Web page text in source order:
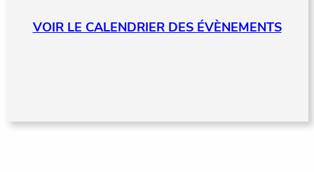
VOIR LE CALENDRIER DES ÉVÈNEMENTS